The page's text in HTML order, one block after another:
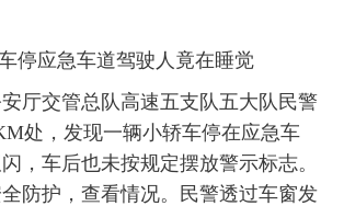
应急车道驾驶人竟在睡觉
交管总队高速五支队五大队民警
处，发现一辆小轿车停在应急车
，车后也未按规定摆放警示标志。
防护，查看情况。民警透过车窗发